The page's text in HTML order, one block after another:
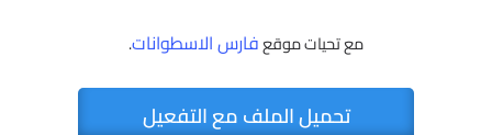
مع تحيات موقعفارس الاسطوانات.
تحميل الملف مع التفعيل